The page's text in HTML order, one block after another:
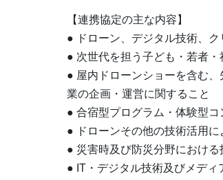
【連携協定の主な内容】
● ドローン、デジタル技術、
● 次世代を担う子ども・若者
● 屋内ドローンショーを含む
業の企画・運営に関すること
● 合宿型プログラム・体験型
● ドローンその他の技術活用
● 災害時及び防災分野におけ
● IT・デジタル技術及びメデ